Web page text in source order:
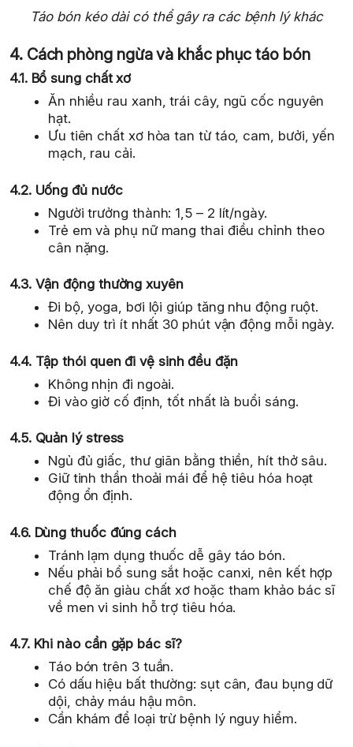
Táo bón kéo dài có thể gây ra các bệnh lý khác
4. Cách phòng ngừa và khắc phục táo bón
4.1. Bổ sung chất xơ
Ăn nhiều rau xanh, trái cây, ngũ cốc nguyên
hạt.
Ưu tiên chất xơ hòa tan từ táo, cam, bưởi, yến
mạch, rau cải.
4.2. Uống đủ nước
Người trưởng thành: 1,5 – 2 lít/ngày.
Trẻ em và phụ nữ mang thai điều chỉnh theo
cân nặng.
4.3. Vận động thường xuyên
Đi bộ, yoga, bơi lội giúp tăng nhu động ruột.
Nên duy trì ít nhất 30 phút vận động mỗi ngày.
4.4. Tập thói quen đi vệ sinh đều đặn
Không nhịn đi ngoài.
Đi vào giờ cố định, tốt nhất là buổi sáng.
4.5. Quản lý stress
Ngủ đủ giấc, thư giãn bằng thiền, hít thở sâu.
Giữ tinh thần thoải mái để hệ tiêu hóa hoạt
động ổn định.
4.6. Dùng thuốc đúng cách
Tránh lạm dụng thuốc dễ gây táo bón.
Nếu phải bổ sung sắt hoặc canxi, nên kết hợp
chế độ ăn giàu chất xơ hoặc tham khảo bác sĩ
về men vi sinh hỗ trợ tiêu hóa.
4.7. Khi nào cần gặp bác sĩ?
Táo bón trên 3 tuần.
Có dấu hiệu bất thường: sụt cân, đau bụng dữ
dội, chảy máu hậu môn.
Cần khám để loại trừ bệnh lý nguy hiểm.